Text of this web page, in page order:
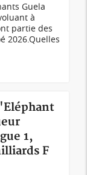
Guela
à
partie des
2026.Quelles
1,
F